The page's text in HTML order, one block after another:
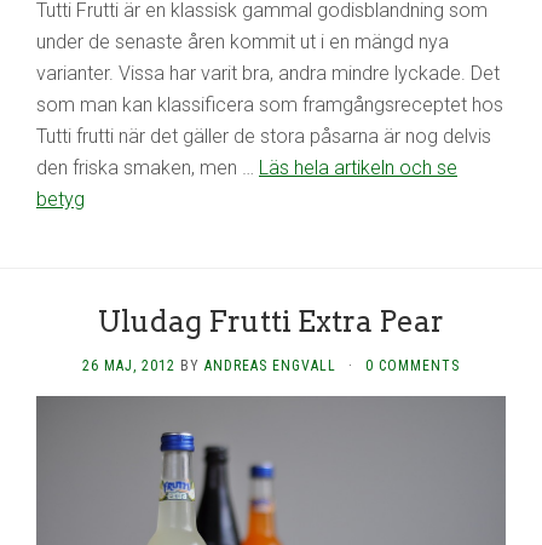
Tutti Frutti är en klassisk gammal godisblandning som
under de senaste åren kommit ut i en mängd nya
varianter. Vissa har varit bra, andra mindre lyckade. Det
som man kan klassificera som framgångsreceptet hos
Tutti frutti när det gäller de stora påsarna är nog delvis
den friska smaken, men … Läs hela artikeln och se
betyg
Uludag Frutti Extra Pear
26 MAJ, 2012 BY ANDREAS ENGVALL · 0 COMMENTS